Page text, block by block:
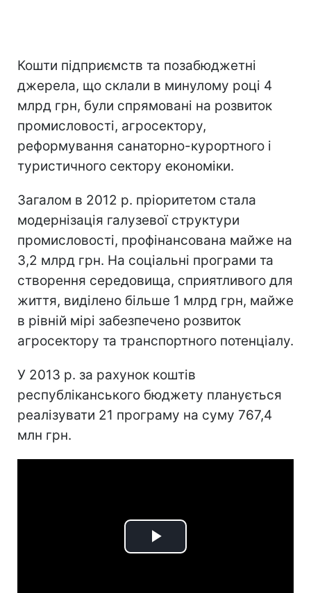
Кошти підприємств та позабюджетні
джерела, що склали в минулому році 4
млрд грн, були спрямовані на розвиток
промисловості, агросектору,
реформування санаторно-курортного і
туристичного сектору економіки.
Загалом в 2012 р. пріоритетом стала
модернізація галузевої структури
промисловості, профінансована майже на
3,2 млрд грн. На соціальні програми та
створення середовища, сприятливого для
життя, виділено більше 1 млрд грн, майже
в рівній мірі забезпечено розвиток
агросектору та транспортного потенціалу.
У 2013 р. за рахунок коштів
республіканського бюджету планується
реалізувати 21 програму на суму 767,4
млн грн.
Play